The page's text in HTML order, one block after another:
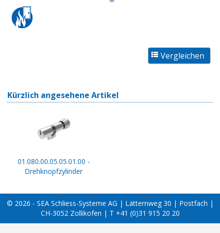
Kürzlich angesehene Artikel
01.080.00.05.05.01.00 -
Drehknopfzylinder
© 2026 - SEA Schliess-Systeme AG | Lätternweg 30 | Postfach |
CH-3052 Zollikofen | T +41 (0)31 915 20 20